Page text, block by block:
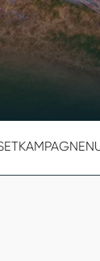
KAMPAGNEN